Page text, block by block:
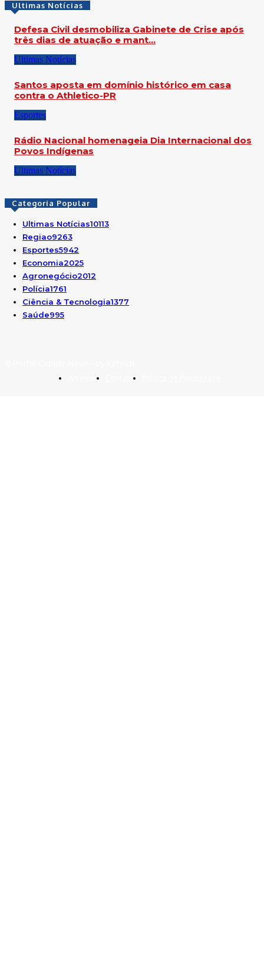
Ultimas Notícias
Defesa Civil desmobiliza Gabinete de Crise após
três dias de atuação e mant…
Ultimas Notícias
Santos aposta em domínio histórico em casa
contra o Athletico-PR
Esportes
Rádio Nacional homenageia Dia Internacional dos
Povos Indígenas
Ultimas Notícias
Categoria Popular
Ultimas Notícias10113
Regiao9263
Esportes5942
Economia2025
Agronegócio2012
Polícia1761
Ciência & Tecnologia1377
Saúde995